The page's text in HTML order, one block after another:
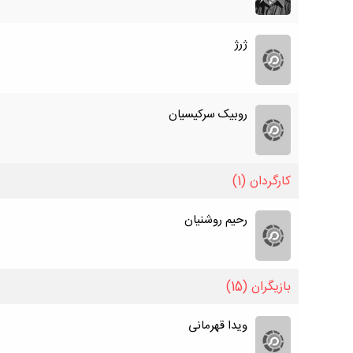
ژرژ
روبیک سرکیسیان
کارگردان (1)
رحیم روشنیان
بازیگران (15)
ویدا قهرمانی